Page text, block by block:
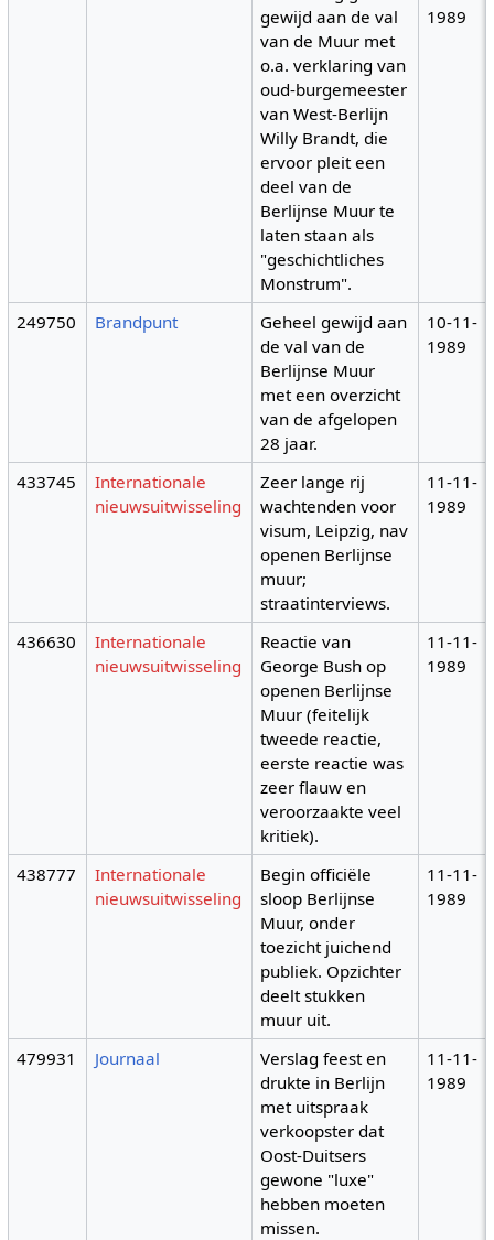
gewijd aan de val
van de Muur met
o.a. verklaring van
oud-burgemeester
van West-Berlijn
Willy Brandt, die
ervoor pleit een
deel van de
Berlijnse Muur te
laten staan als
"geschichtliches
Monstrum".
1989
249750 Brandpunt
Geheel gewijd aan
de val van de
Berlijnse Muur
met een overzicht
van de afgelopen
28 jaar.
10-11-
1989
433745
Internationale
nieuwsuitwisseling
Zeer lange rij
wachtenden voor
visum, Leipzig, nav
openen Berlijnse
muur;
straatinterviews.
11-11-
1989
436630
Internationale
nieuwsuitwisseling
Reactie van
George Bush op
openen Berlijnse
Muur (feitelijk
tweede reactie,
eerste reactie was
zeer flauw en
veroorzaakte veel
kritiek).
11-11-
1989
438777
Internationale
nieuwsuitwisseling
Begin officiële
sloop Berlijnse
Muur, onder
toezicht juichend
publiek. Opzichter
deelt stukken
muur uit.
11-11-
1989
479931 Journaal
Verslag feest en
drukte in Berlijn
met uitspraak
verkoopster dat
Oost-Duitsers
gewone "luxe"
hebben moeten
missen.
11-11-
1989